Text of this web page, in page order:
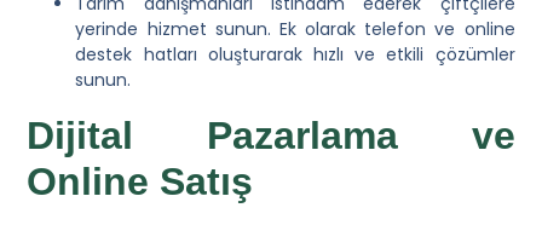
yerinde hizmet sunun. Ek olarak telefon ve online
destek hatları oluşturarak hızlı ve etkili çözümler
sunun.
Dijital Pazarlama ve
Online Satış